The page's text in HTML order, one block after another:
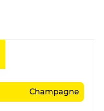
Champagne